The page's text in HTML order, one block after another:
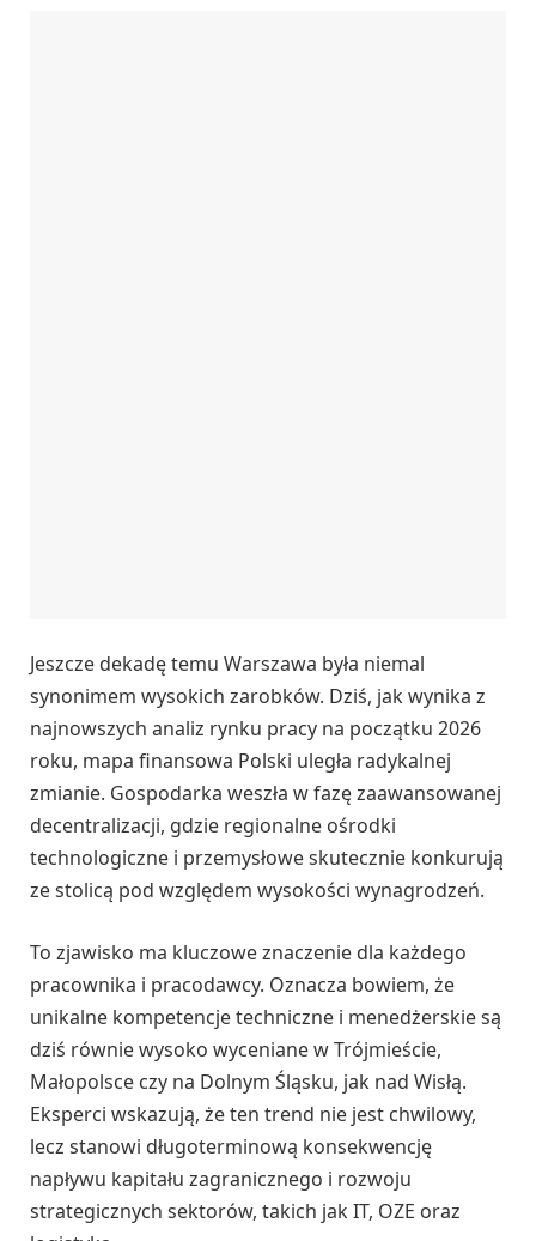
Jeszcze dekadę temu Warszawa była niemal
synonimem wysokich zarobków. Dziś, jak wynika z
najnowszych analiz rynku pracy na początku 2026
roku, mapa finansowa Polski uległa radykalnej
zmianie. Gospodarka weszła w fazę zaawansowanej
decentralizacji, gdzie regionalne ośrodki
technologiczne i przemysłowe skutecznie konkurują
ze stolicą pod względem wysokości wynagrodzeń.
To zjawisko ma kluczowe znaczenie dla każdego
pracownika i pracodawcy. Oznacza bowiem, że
unikalne kompetencje techniczne i menedżerskie są
dziś równie wysoko wyceniane w Trójmieście,
Małopolsce czy na Dolnym Śląsku, jak nad Wisłą.
Eksperci wskazują, że ten trend nie jest chwilowy,
lecz stanowi długoterminową konsekwencję
napływu kapitału zagranicznego i rozwoju
strategicznych sektorów, takich jak IT, OZE oraz